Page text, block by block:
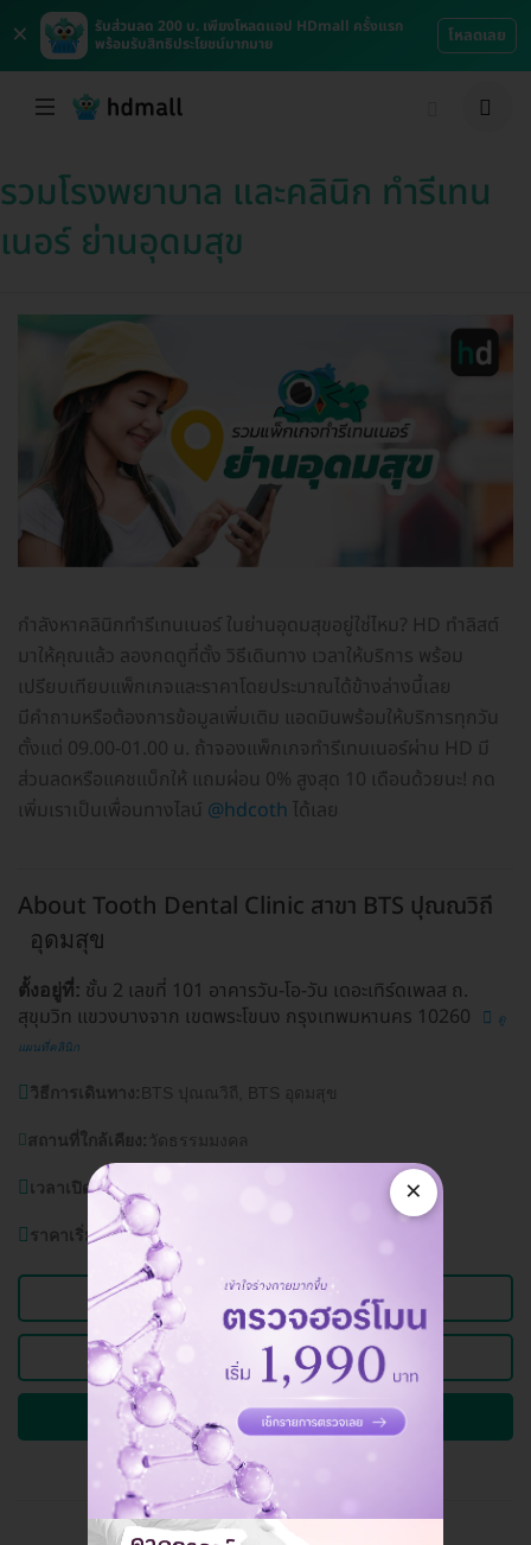
×
รับส่วนลด 200 บ. เพียงโหลดแอป HDmall ครั้งแรก
พร้อมรับสิทธิประโยชน์มากมาย
โหลดเลย
รวมโรงพยาบาล และคลินิก ทำรีเทน
เนอร์ ย่านอุดมสุข
กำลังหาคลินิกทำรีเทนเนอร์ ในย่านอุดมสุขอยู่ใช่ไหม? HD ทำลิสต์
มาให้คุณแล้ว ลองกดดูที่ตั้ง วิธีเดินทาง เวลาให้บริการ พร้อม
เปรียบเทียบแพ็กเกจและราคาโดยประมาณได้ข้างล่างนี้เลย
มีคำถามหรือต้องการข้อมูลเพิ่มเติม แอดมินพร้อมให้บริการทุกวัน
ตั้งแต่ 09.00-01.00 น. ถ้าจองแพ็กเกจทำรีเทนเนอร์ผ่าน HD มี
ส่วนลดหรือแคชแบ็กให้ แถมผ่อน 0% สูงสุด 10 เดือนด้วยนะ! กด
เพิ่มเราเป็นเพื่อนทางไลน์ @hdcoth ได้เลย
About Tooth Dental Clinic สาขา BTS ปุณณวิถี
อุดมสุข
ตั้งอยู่ที่: ชั้น 2 เลขที่ 101 อาคารวัน-โอ-วัน เดอะเทิร์ดเพลส ถ.
สุขุมวิท แขวงบางจาก เขตพระโขนง กรุงเทพมหานคร 10260
ดู
แผนที่คลินิก
วิธีการเดินทาง: BTS ปุณณวิถี, BTS อุดมสุข
สถานที่ใกล้เคียง: วัดธรรมมงคล
เวลาเปิดบริการ: วันจันทร์-อาทิตย์ 10.00 - 20.00 น.
ราคาเริ่มต้นที่2,250 บาท
ดูแพ็กเกจอื่นของคลินิกนี้
ถามรายละเอียดและจองคิวผ่าน HD
×